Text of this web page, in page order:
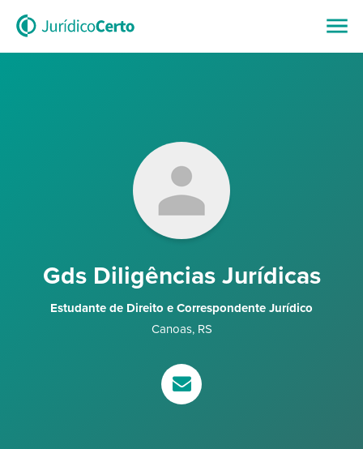
Gds Diligências Jurídicas
Estudante de Direito e Correspondente Jurídico
Canoas, RS